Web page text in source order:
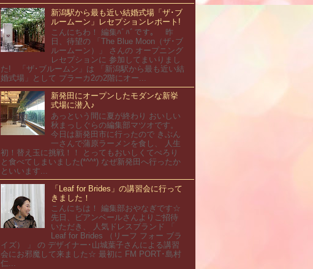
新潟駅から最も近い結婚式場「ザ･ブ
ルームーン」レセプションレポート!
こんにちわ！ 編集ﾊﾞﾊﾞです。 昨
日、待望の 「The Blue Moon（ザ･ブ
ルームーン）」 さんの オープニング
レセプションに 参加してまいりまし
た! 「ザ･ブルームン」は 「新潟駅から最も近い結
婚式場」として プラーカ2の2階にオー...
新発田にオープンしたモダンな新挙
式場に潜入♪
あっという間に夏が終わり おいしい
秋まっしぐらの編集部マツオです。
今日は新発田市に行ったので きぶん
一さんで蒲原ラーメンを食し、 人生
初！替え玉に挑戦！！ とってもおいしくてぺろり
と食べてしまいました(*^^*) なぜ新発田へ行ったか
といいます...
「Leaf for Brides」の講習会に行って
きました！
こんにちは！ 編集部おやなぎです☆
先日、ビアンベールさんよりご招待
いただき、 人気ドレスブランド 「
Leaf for Brides （リーフ フォー ブラ
イズ） 」 の デザイナー･山城葉子さんによる講習
会にお邪魔して来ました☆ 最初に FM PORT･島村
仁...